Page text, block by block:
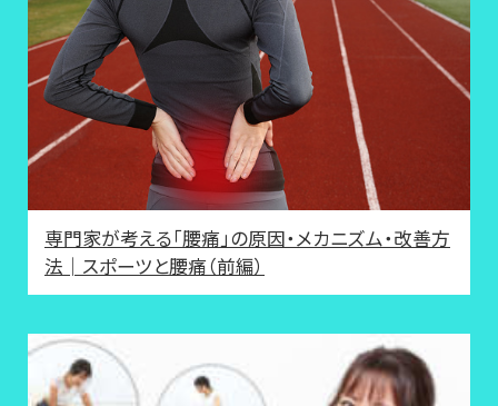
専門家が考える「腰痛」の原因・メカニズム・改善方
法│スポーツと腰痛（前編）